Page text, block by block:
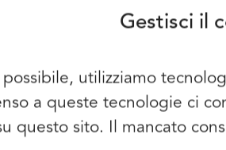
Gestisci il
utilizziamo
a queste tecnologie ci
questo sito. Il mancato
ci premia con un "Certificato
È possibile
la
Nome: